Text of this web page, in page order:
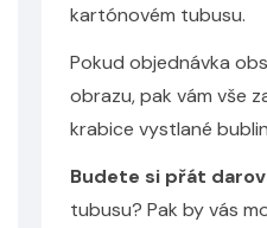
kartónovém tubusu.
Pokud objednávka
obrazu, pak vám vše
krabice vystlané
Budete si přát
tubusu? Pak by vás
Powered